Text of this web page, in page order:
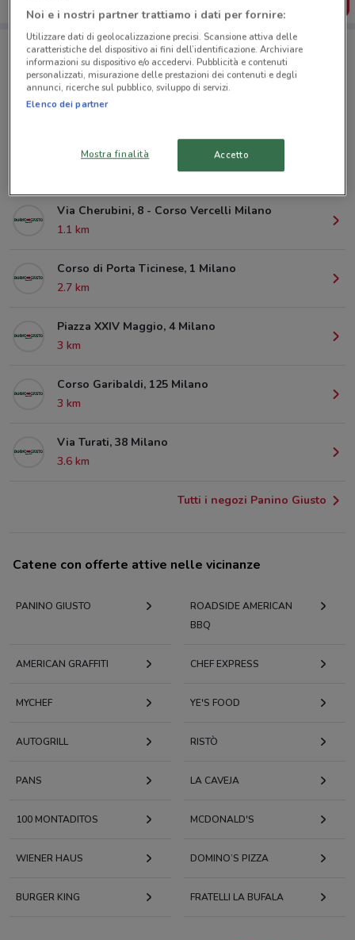
Negozi Panino Giusto a Milano
© MapTiler© OpenStreetMap contributors
Via Cherubini, 8 - Corso Vercelli Milano
1.1 km
Corso di Porta Ticinese, 1 Milano
2.7 km
Piazza XXIV Maggio, 4 Milano
3 km
Corso Garibaldi, 125 Milano
3 km
Via Turati, 38 Milano
3.6 km
Tutti i negozi Panino Giusto
Catene con offerte attive nelle vicinanze
PANINO GIUSTO
ROADSIDE AMERICAN
BBQ
AMERICAN GRAFFITI CHEF EXPRESS
MYCHEF YE'S FOOD
AUTOGRILL RISTÒ
PANS LA CAVEJA
100 MONTADITOS MCDONALD'S
WIENER HAUS DOMINO’S PIZZA
BURGER KING FRATELLI LA BUFALA
Noi e i nostri partner trattiamo i dati per fornire:
Utilizzare dati di geolocalizzazione precisi. Scansione attiva delle
caratteristiche del dispositivo ai fini dell’identificazione. Archiviare
informazioni su dispositivo e/o accedervi. Pubblicità e contenuti
personalizzati, misurazione delle prestazioni dei contenuti e degli
annunci, ricerche sul pubblico, sviluppo di servizi.
Elenco dei partner
Mostra finalità Accetto